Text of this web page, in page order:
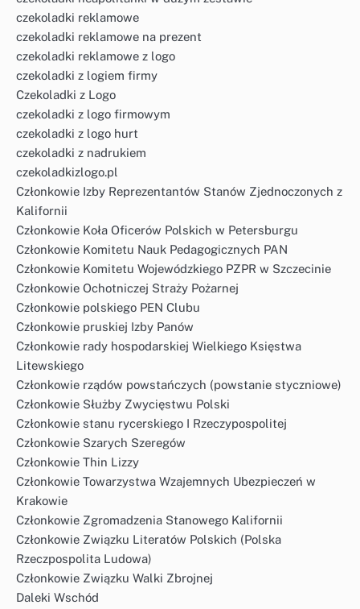
czekoladki reklamowe
czekoladki reklamowe na prezent
czekoladki reklamowe z logo
czekoladki z logiem firmy
Czekoladki z Logo
czekoladki z logo firmowym
czekoladki z logo hurt
czekoladki z nadrukiem
czekoladkizlogo.pl
Członkowie Izby Reprezentantów Stanów Zjednoczonych z
Kalifornii
Członkowie Koła Oficerów Polskich w Petersburgu
Członkowie Komitetu Nauk Pedagogicznych PAN
Członkowie Komitetu Wojewódzkiego PZPR w Szczecinie
Członkowie Ochotniczej Straży Pożarnej
Członkowie polskiego PEN Clubu
Członkowie pruskiej Izby Panów
Członkowie rady hospodarskiej Wielkiego Księstwa
Litewskiego
Członkowie rządów powstańczych (powstanie styczniowe)
Członkowie Służby Zwycięstwu Polski
Członkowie stanu rycerskiego I Rzeczypospolitej
Członkowie Szarych Szeregów
Członkowie Thin Lizzy
Członkowie Towarzystwa Wzajemnych Ubezpieczeń w
Krakowie
Członkowie Zgromadzenia Stanowego Kalifornii
Członkowie Związku Literatów Polskich (Polska
Rzeczpospolita Ludowa)
Członkowie Związku Walki Zbrojnej
Daleki Wschód